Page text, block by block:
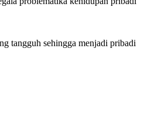
tangguh sehingga menjadi pribadi